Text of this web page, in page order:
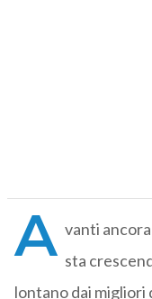
A vanti
sta
lontano dai migliori